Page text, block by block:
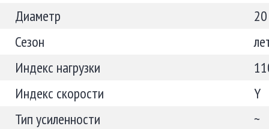
Диаметр
20
Сезон
Индекс нагрузки
Индекс скорости
Y
Тип усиленности
~